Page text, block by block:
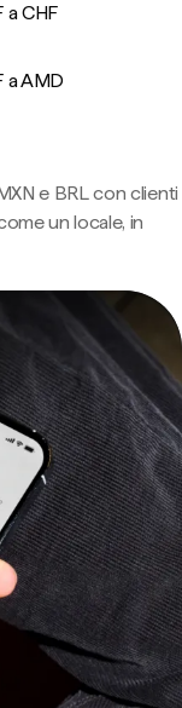
a CHF
a AMD
e BRL con clienti
un locale, in